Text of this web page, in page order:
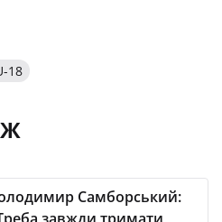
18
Самборський: